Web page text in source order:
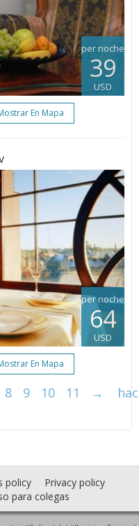
per noche
39
USD
En Mapa
per noche
64
USD
En Mapa
8 9 10 11 →
policy
Privacy policy
para colegas